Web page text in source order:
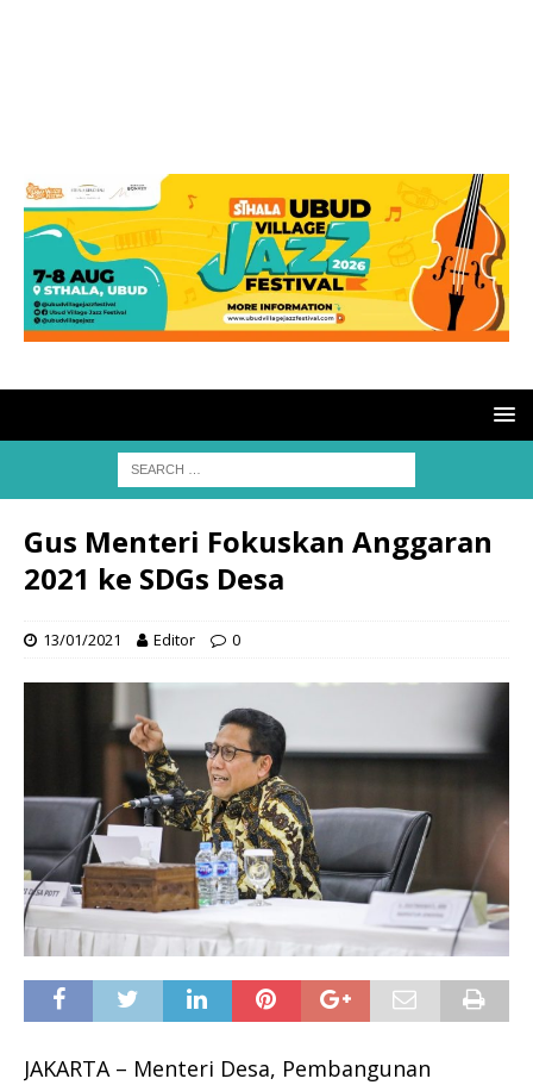
Gus Menteri Fokuskan Anggaran
2021 ke SDGs Desa
13/01/2021 Editor 0
JAKARTA – Menteri Desa, Pembangunan